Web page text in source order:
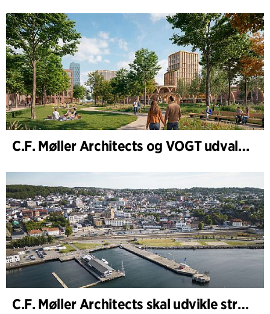
C.F. Møller Architects og VOGT udvalgt til at forme fremtidens Hamburg-Altona
C.F. Møller Architects skal udvikle strategien for ”Knutepunkt Larvik og indre havn”